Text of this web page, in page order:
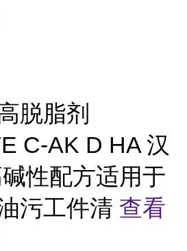
脱脂剂
C-AK D HA 汉
性配方适用于
污工件清 查看